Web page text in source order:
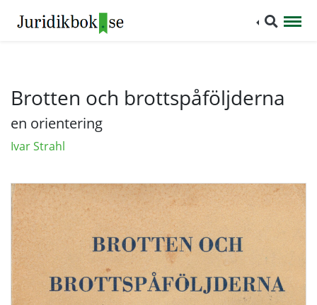
Brotten och brottspåföljderna
en orientering
Ivar Strahl